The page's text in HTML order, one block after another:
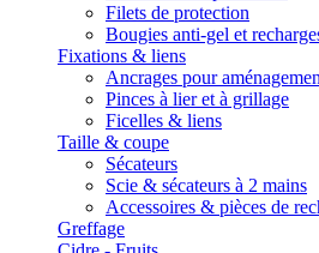
Filets de protection
Bougies anti-gel et
Fixations & liens
Ancrages pour
Pinces à lier et à grillage
Ficelles & liens
Taille & coupe
Sécateurs
Scie & sécateurs à 2 mains
Accessoires & pièces de
Greffage